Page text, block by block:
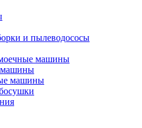
и пылеводососы
машины
машины
машины